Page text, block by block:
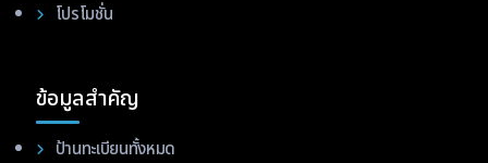
โปรโมชั่น
ข้อมูลสำคัญ
ป้านทะเบียนทั้งหมด